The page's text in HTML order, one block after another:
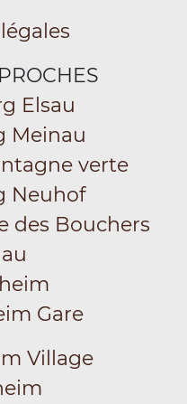
Elsau
Meinau
verte
Neuhof
des Bouchers
Gare
Village